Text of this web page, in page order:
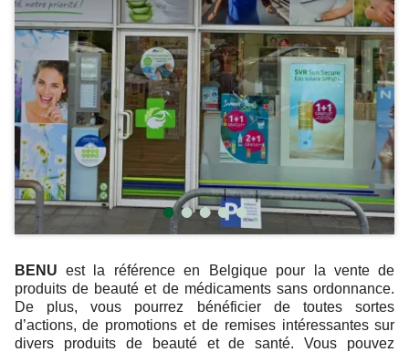
BENU est la référence en Belgique pour la vente de
produits de beauté et de médicaments sans ordonnance.
De plus, vous pourrez bénéficier de toutes sortes
d’actions, de promotions et de remises intéressantes sur
divers produits de beauté et de santé. Vous pouvez